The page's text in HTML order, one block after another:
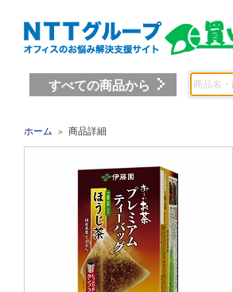
すべての商品から
ホーム ＞ 商品詳細